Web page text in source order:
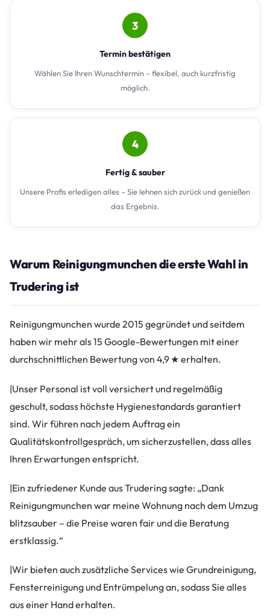
3
Termin bestätigen
Wählen Sie Ihren Wunschtermin – flexibel, auch kurzfristig
möglich.
4
Fertig & sauber
Unsere Profis erledigen alles – Sie lehnen sich zurück und genießen
das Ergebnis.
Warum Reinigungmunchen die erste Wahl in
Trudering ist
Reinigungmunchen wurde 2015 gegründet und seitdem
haben wir mehr als 15 Google-Bewertungen mit einer
durchschnittlichen Bewertung von 4,9 ★ erhalten.
|Unser Personal ist voll versichert und regelmäßig
geschult, sodass höchste Hygienestandards garantiert
sind. Wir führen nach jedem Auftrag ein
Qualitätskontrollgespräch, um sicherzustellen, dass alles
Ihren Erwartungen entspricht.
|Ein zufriedener Kunde aus Trudering sagte: „Dank
Reinigungmunchen war meine Wohnung nach dem Umzug
blitzsauber – die Preise waren fair und die Beratung
erstklassig.“
|Wir bieten auch zusätzliche Services wie Grundreinigung,
Fensterreinigung und Entrümpelung an, sodass Sie alles
aus einer Hand erhalten.